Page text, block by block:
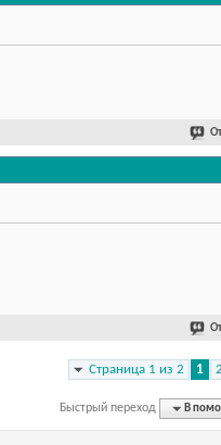
Страница 1 из 2 1 2
Быстрый переход В